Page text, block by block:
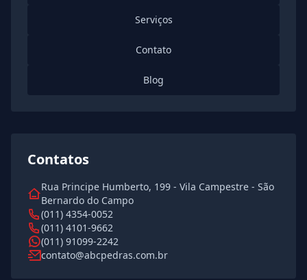
Serviços
Contato
Blog
Contatos
Rua Principe Humberto, 199 - Vila Campestre - São
Bernardo do Campo
(011) 4354-0052
(011) 4101-9662
(011) 91099-2242
contato@abcpedras.com.br